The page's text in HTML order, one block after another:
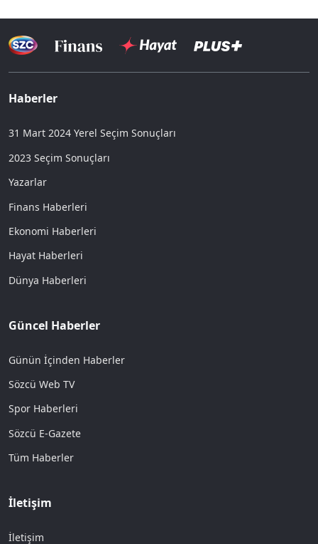
Haberler
31 Mart 2024 Yerel Seçim Sonuçları
2023 Seçim Sonuçları
Yazarlar
Finans Haberleri
Ekonomi Haberleri
Hayat Haberleri
Dünya Haberleri
Güncel Haberler
Günün İçinden Haberler
Sözcü Web TV
Spor Haberleri
Sözcü E-Gazete
Tüm Haberler
İletişim
İletişim